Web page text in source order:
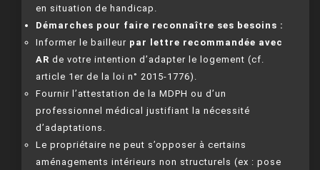
en situation de handicap.
Démarches pour faire reconnaître ses besoins :
Informer le bailleur par lettre recommandée avec
AR de votre intention d’adapter le logement (cf.
article 1er de la loi n° 2015-1776).
Fournir l’attestation de la MDPH ou d’un
professionnel médical justifiant la nécessité
d’adaptations.
Le propriétaire ne peut s’opposer à certains
aménagements intérieurs non structurels (ex : pose